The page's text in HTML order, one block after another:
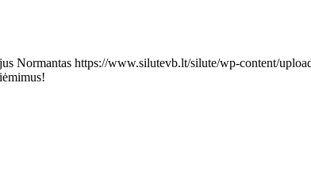
Normantas https://www.silutevb.lt/silute/wp-content/